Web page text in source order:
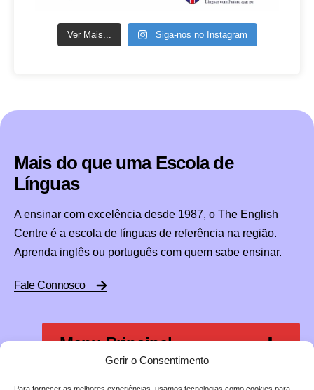
Gerir o Consentimento
Ver Mais... Siga-nos no Instagram
Mais do que uma Escola de
Línguas
A ensinar com excelência desde 1987, o The English
Centre é a escola de línguas de referência na região.
Aprenda inglês ou português com quem sabe ensinar.
Fale Connosco
Menu Principal